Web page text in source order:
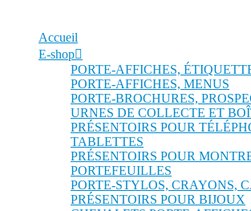
Accueil
E-shop
PORTE-AFFICHES,
PORTE-AFFICHES, MENUS
PORTE-BROCHURES,
URNES DE COLLECTE ET
PRÉSENTOIRS POUR
TABLETTES
PRÉSENTOIRS POUR
PORTEFEUILLES
PORTE-STYLOS, CRAYONS,
PRÉSENTOIRS POUR BIJOUX